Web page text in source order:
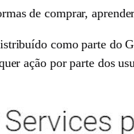
de comprar,
como parte do
ação por parte dos